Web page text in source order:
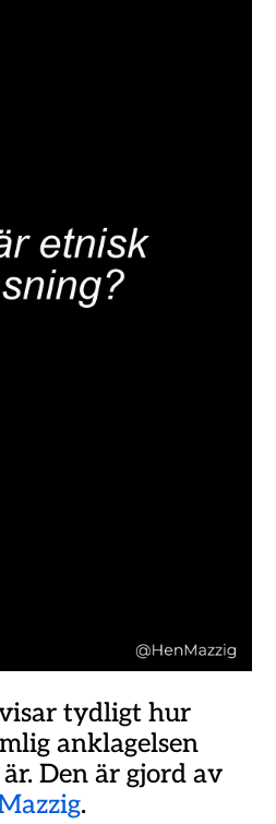
tydligt hur
anklagelsen
Den är gjord av
.